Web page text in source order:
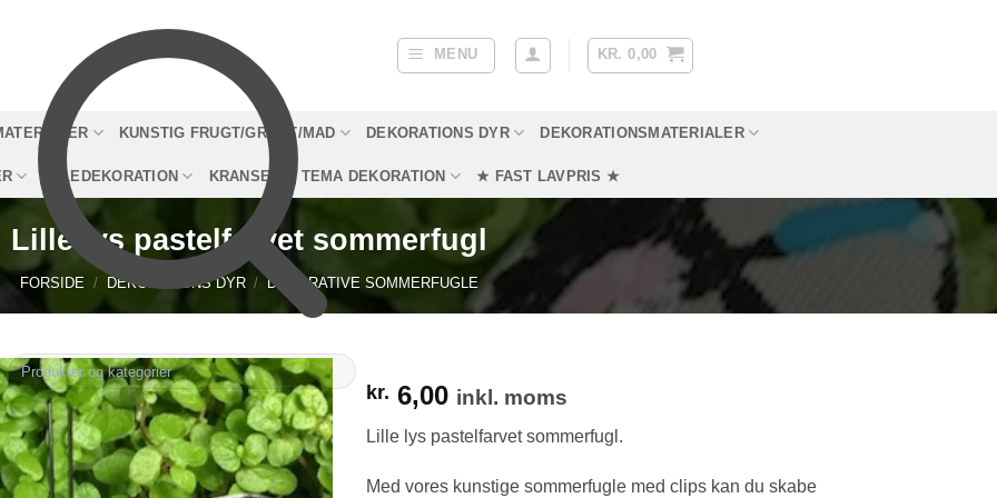
MENU KR. 0,00
KUNSTIG FRUGT/GRØNT/MAD DEKORATIONS DYR DEKORATIONSMATERIALER
JULEDEKORATION KRANSE TEMA DEKORATION ★ FAST LAVPRIS ★
Lille lys pastelfarvet sommerfugl
FORSIDE / DEKORATIONS DYR / DEKORATIVE SOMMERFUGLE
kr. 6,00 inkl. moms
Lille lys pastelfarvet sommerfugl.
Med vores kunstige sommerfugle med clips kan du skabe